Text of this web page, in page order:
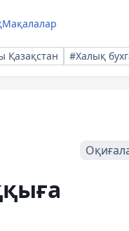
Мақалалар
Қазақстан #Халық